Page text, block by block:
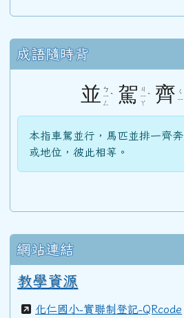
成語隨時背
並 ㄅ
ㄧ
ㄥ
ˋ 駕 ㄐ
ㄧ
ㄚ
ˋ 齊 ㄑ
ㄧ
本指車駕並行，馬匹並排一齊
或地位，彼此相等。
網站連結
教學資源
化仁國小-實聯制登記-QRcode